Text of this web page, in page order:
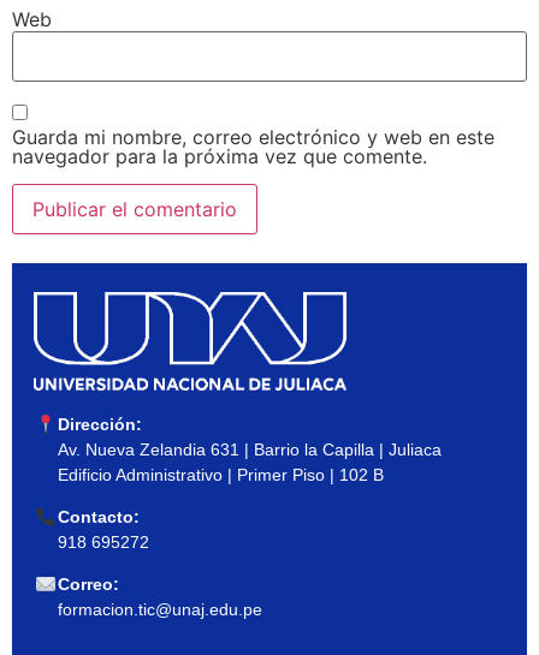
Web
Guarda mi nombre, correo electrónico y web en este
navegador para la próxima vez que comente.
Dirección:
Av. Nueva Zelandia 631 | Barrio la Capilla | Juliaca
Edificio Administrativo | Primer Piso | 102 B
Contacto:
918 695272
Correo:
formacion.tic@unaj.edu.pe